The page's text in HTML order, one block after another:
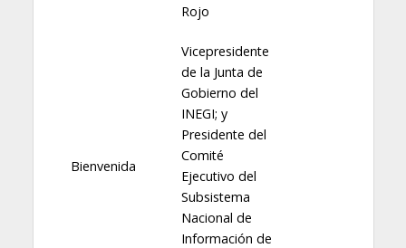
Bienvenida
Rojo
Vicepresidente
de la Junta de
Gobierno del
INEGI; y
Presidente del
Comité
Ejecutivo del
Subsistema
Nacional de
Información de